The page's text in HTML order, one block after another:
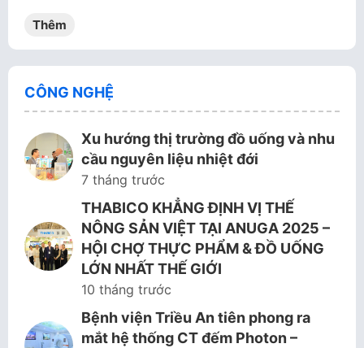
Thêm
CÔNG NGHỆ
Xu hướng thị trường đồ uống và nhu
cầu nguyên liệu nhiệt đới
7 tháng trước
THABICO KHẲNG ĐỊNH VỊ THẾ
NÔNG SẢN VIỆT TẠI ANUGA 2025 –
HỘI CHỢ THỰC PHẨM & ĐỒ UỐNG
LỚN NHẤT THẾ GIỚI
10 tháng trước
Bệnh viện Triều An tiên phong ra
mắt hệ thống CT đếm Photon –